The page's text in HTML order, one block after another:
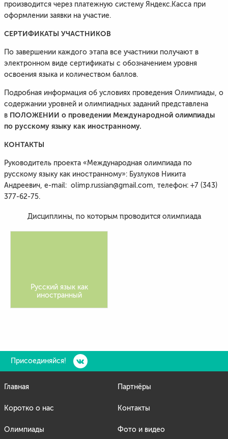
производится через платежную систему Яндекс.Касса при
оформлении заявки на участие.
СЕРТИФИКАТЫ УЧАСТНИКОВ
По завершении каждого этапа все участники получают в
электронном виде сертификаты с обозначением уровня
освоения языка и количеством баллов.
Подробная информация об условиях проведения Олимпиады, о
содержании уровней и олимпиадных заданий представлена
в ПОЛОЖЕНИИ о проведении Международной олимпиады
по русскому языку как иностранному.
КОНТАКТЫ
Руководитель проекта «Международная олимпиада по
русскому языку как иностранному»: Бузлуков Никита
Андреевич, e-mail: olimp.russian@gmail.com, телефон: +7 (343)
377-62-75.
Дисциплины, по которым проводится олимпиада
Русский язык как
иностранный
Присоединяйся!
Главная
Коротко о нас
Олимпиады
Партнёры
Контакты
Фото и видео